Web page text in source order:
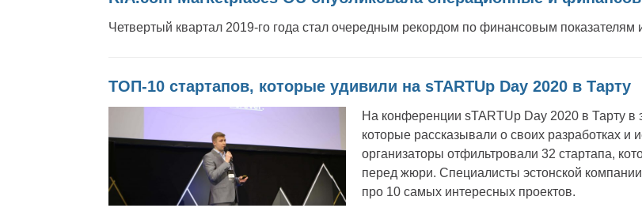
Четвертый квартал 2019-го года стал очередным рекордом по финансовым
ТОП-10 стартапов, которые удивили на sTARTUp Day 2020 в Тарту
На конференции sTARTUp Day 2020 в Тарту
которые рассказывали о своих разработках и
организаторы отфильтровали 32 стартапа,
перед жюри. Специалисты эстонской
про 10 самых интересных проектов.